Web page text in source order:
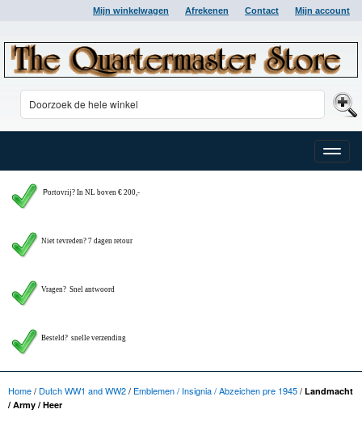
Mijn winkelwagen Afrekenen Contact Mijn account
Toggle
Portovrij? In NL boven € 200,-
Niet tevreden? 7 dagen retour
Vragen? Snel antwoord
Besteld? snelle verzending
Home/ Dutch WW1 and WW2/ Emblemen / Insignia / Abzeichen pre 1945/ Landmacht
/ Army / Heer